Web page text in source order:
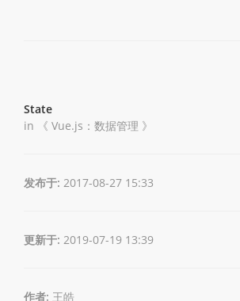
State
in 《 Vue.js：数据管理 》
发布于: 2017-08-27 15:33
更新于: 2019-07-19 13:39
作者: 王皓